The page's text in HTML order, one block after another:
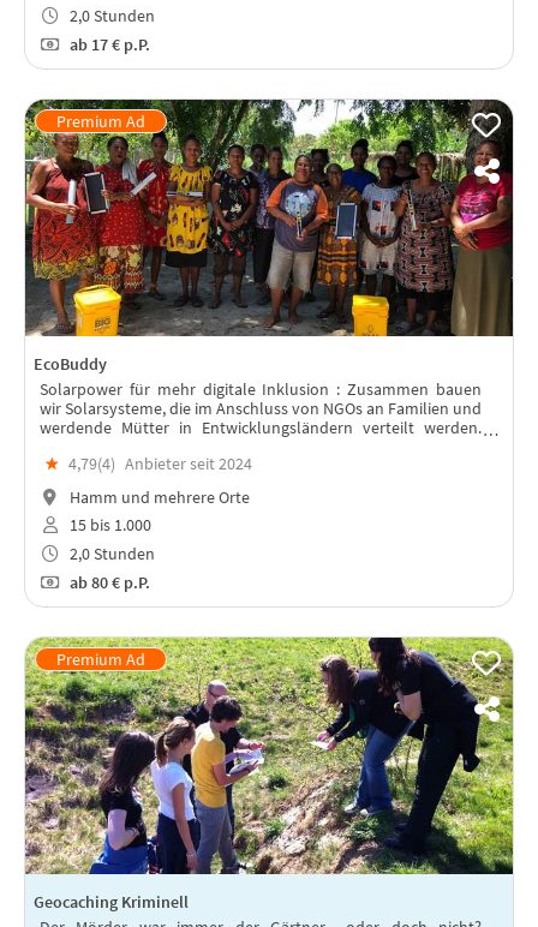
2,0 Stunden
ab17 € p.P.
EcoBuddy
Solarpower für mehr digitale Inklusion : Zusammen bauen
wir Solarsysteme, die im Anschluss von NGOs an Familien und
werdende Mütter in Entwicklungsländern verteilt werden.
★ 4,79(4) Anbieter seit 2024
Hamm und mehrere Orte
15 bis 1.000
2,0 Stunden
ab80 € p.P.
Geocaching Kriminell